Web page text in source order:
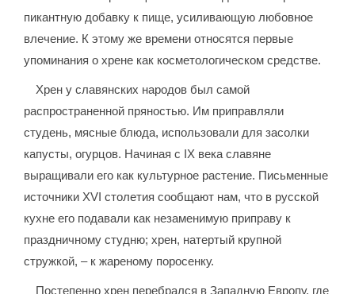
пикантную добавку к пище, усиливающую любовное
влечение. К этому же времени относятся первые
упоминания о хрене как косметологическом средстве.
Хрен у славянских народов был самой
распространенной пряностью. Им приправляли
студень, мясные блюда, использовали для засолки
капусты, огурцов. Начиная с IX века славяне
выращивали его как культурное растение. Письменные
источники XVI столетия сообщают нам, что в русской
кухне его подавали как незаменимую приправу к
праздничному студню; хрен, натертый крупной
стружкой, – к жареному поросенку.
Постепенно хрен перебрался в Западную Европу, где